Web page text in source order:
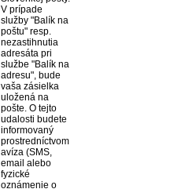
V prípade
služby "Balík na
poštu" resp.
nezastihnutia
adresáta pri
službe "Balík na
adresu", bude
vaša zásielka
uložená na
pošte. O tejto
udalosti budete
informovaný
prostredníctvom
avíza (SMS,
email alebo
fyzické
oznámenie o